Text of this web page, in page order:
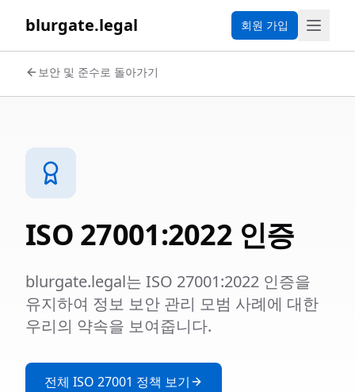
blurgate.legal 회원 가입
보안 및 준수로 돌아가기
ISO 27001:2022 인증
blurgate.legal는 ISO 27001:2022 인증을
유지하여 정보 보안 관리 모범 사례에 대한
우리의 약속을 보여줍니다.
전체 ISO 27001 정책 보기